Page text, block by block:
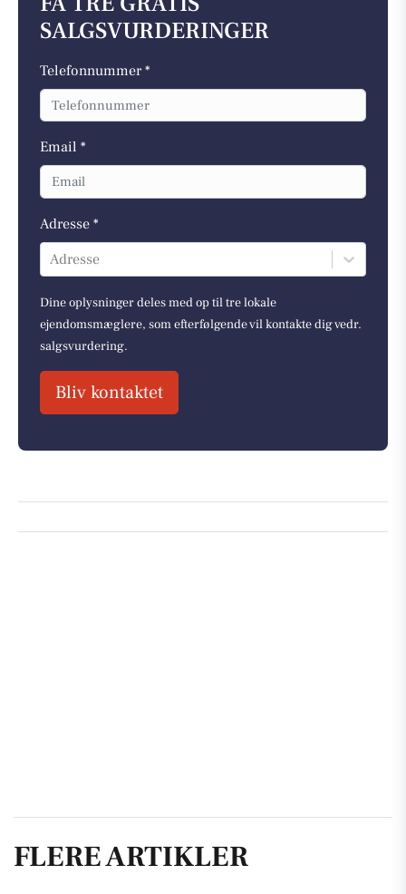
SALGSVURDERINGER
Telefonnummer *
Email *
Adresse *
Adresse
Dine oplysninger deles med op til tre lokale
ejendomsmæglere, som efterfølgende vil kontakte dig vedr.
salgsvurdering.
Bliv kontaktet
FLERE ARTIKLER